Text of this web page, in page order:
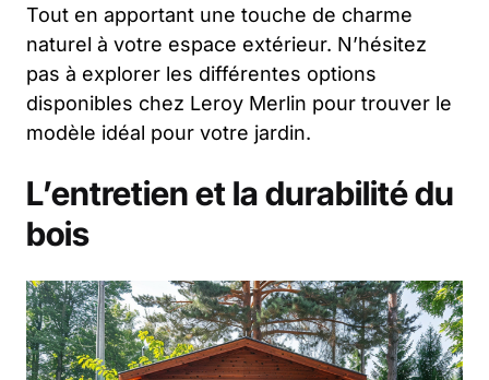
Tout en apportant une touche de charme
naturel à votre espace extérieur. N’hésitez
pas à explorer les différentes options
disponibles chez Leroy Merlin pour trouver le
modèle idéal pour votre jardin.
L’entretien et la durabilité du
bois